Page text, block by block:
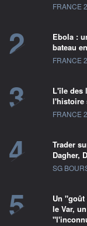
FRANCE
2
Ebola :
bateau
FRANCE
3
L'île des
l'histoire
FRANCE
4
Trader
Dagher,
SG
5
Un
le Var,